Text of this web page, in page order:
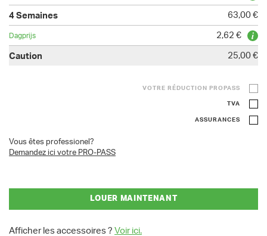
63,00 €
2,62 €
25,00 €
VOTRE RÉDUCTION PROPASS
TVA
ASSURANCES
Vous êtes professionel?
Demandez ici votre PRO-PASS
LOUER MAINTENANT
Afficher les accessoires ? Voir ici.